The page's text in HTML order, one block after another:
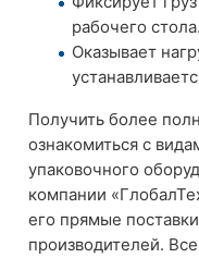
рабочего стола.
Оказывает
Получить более
ознакомиться с
упаковочного
компании
его прямые
производителей.